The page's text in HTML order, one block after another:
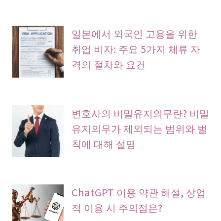
일본에서 외국인 고용을 위한
취업 비자: 주요 5가지 체류 자
격의 절차와 요건
변호사의 비밀유지의무란? 비밀
유지의무가 제외되는 범위와 벌
칙에 대해 설명
ChatGPT 이용 약관 해설, 상업
적 이용 시 주의점은?